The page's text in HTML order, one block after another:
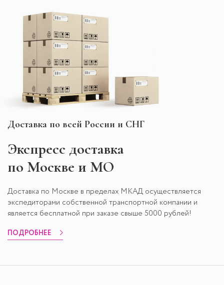
Доставка по всей России и СНГ
Экспресс доставка
по Москве и МО
Доставка по Москве в пределах МКАД осуществляется
экспедиторами собственной транспортной компании и
является бесплатной при заказе свыше 5000 рублей!
ПОДРОБНЕЕ